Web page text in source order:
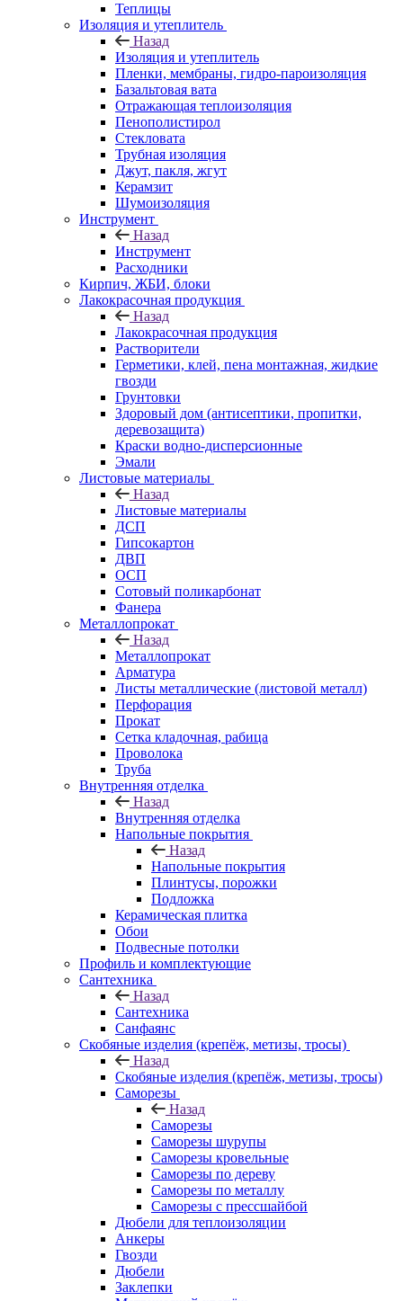
Теплицы
Изоляция и утеплитель
Назад
Изоляция и утеплитель
Пленки, мембраны, гидро-пароизоляция
Базальтовая вата
Отражающая теплоизоляция
Пенополистирол
Стекловата
Трубная изоляция
Джут, пакля, жгут
Керамзит
Шумоизоляция
Инструмент
Назад
Инструмент
Расходники
Кирпич, ЖБИ, блоки
Лакокрасочная продукция
Назад
Лакокрасочная продукция
Растворители
Герметики, клей, пена монтажная, жидкие
гвозди
Грунтовки
Здоровый дом (антисептики, пропитки,
деревозащита)
Краски водно-дисперсионные
Эмали
Листовые материалы
Назад
Листовые материалы
ДСП
Гипсокартон
ДВП
ОСП
Сотовый поликарбонат
Фанера
Металлопрокат
Назад
Металлопрокат
Арматура
Листы металлические (листовой металл)
Перфорация
Прокат
Сетка кладочная, рабица
Проволока
Труба
Внутренняя отделка
Назад
Внутренняя отделка
Напольные покрытия
Назад
Напольные покрытия
Плинтусы, порожки
Подложка
Керамическая плитка
Обои
Подвесные потолки
Профиль и комплектующие
Сантехника
Назад
Сантехника
Санфаянс
Скобяные изделия (крепёж, метизы, тросы)
Назад
Скобяные изделия (крепёж, метизы, тросы)
Саморезы
Назад
Саморезы
Саморезы шурупы
Саморезы кровельные
Саморезы по дереву
Саморезы по металлу
Саморезы с прессшайбой
Дюбели для теплоизоляции
Анкеры
Гвозди
Дюбели
Заклепки